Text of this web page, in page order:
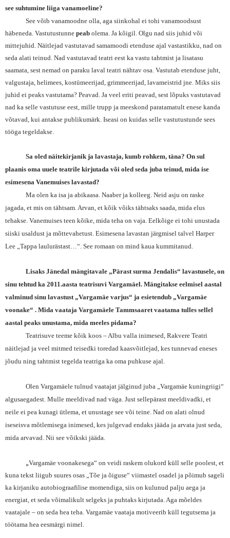
see suhtumine liiga vanamoeline?
See võib vanamoodne olla, aga siinkohal ei tohi vanamoodsust
häbeneda. Vastutustunne peab olema. Ja kõigil. Olgu nad siis juhid või
mittejuhid. Näitlejad vastutavad samamoodi etenduse ajal vastastikku, nad on
seda alati teinud. Nad vastutavad teatri eest ka vastu tahtmist ja lisatasu
saamata, sest nemad on paraku laval teatri nähtav osa. Vastutab etenduse juht,
valgustaja, helimees, kostümeerijad, grimmeerijad, lavameistrid jne. Miks siis
juhid ei peaks vastutama? Peavad. Ja veel eriti peavad, sest lõpuks vastutavad
nad ka selle vastutuse eest, mille trupp ja meeskond paratamatult enese kanda
võtavad, kui antakse publikumärk. Iseasi on kuidas selle vastutustunde sees
tööga tegeldakse.
Sa oled näitekirjanik ja lavastaja, kumb rohkem, täna? On sul
plaanis oma uuele teatrile kirjutada või oled seda juba teinud, mida ise
esimesena Vanemuises lavastad?
Ma olen ka isa ja abikaasa. Naaber ja kolleeg. Neid asju on raske
jagada, et mis on tähtsam. Arvan, et kõik võiks tähtsaks saada, mida elus
tehakse. Vanemuises teen kõike, mida teha on vaja. Eelkõige ei tohi unustada
siiski usaldust ja mõttevahetust. Esimesena lavastan järgmisel talvel Harper
Lee „Tappa laulurästast…“. See romaan on mind kaua kummitanud.
Lisaks Jänedal mängitavale „Pärast surma Jendalis“ lavastusele, on
sinu tehtud ka 2011.aasta teatrisuvi Vargamäel. Mängitakse eelmisel aastal
valminud sinu lavastust „Vargamäe varjus“ ja esietendub „Vargamäe
voonake“ . Mida vaataja Vargamäele Tammsaaret vaatama tulles sellel
aastal peaks unustama, mida meeles pidama?
Teatrisuve teeme kõik koos – Albu valla inimesed, Rakvere Teatri
näitlejad ja veel mitmed teisedki toredad kaasvõitlejad, kes tunnevad eneses
jõudu ning tahtmist tegelda teatriga ka oma puhkuse ajal.
Olen Vargamäele tulnud vaatajat jälginud juba „Vargamäe kuningriigi“
algusaegadest. Mulle meeldivad nad väga. Just sellepärast meeldivadki, et
neile ei pea kunagi ütlema, et unustage see või teine. Nad on alati olnud
iseseisva mõtlemisega inimesed, kes julgevad endaks jääda ja arvata just seda,
mida arvavad. Nii see võikski jääda.
„Vargamäe voonakesega“ on veidi raskem olukord küll selle poolest, et
kuna tekst liigub suures osas „Tõe ja õiguse“ viimastel osadel ja põimub sageli
ka kirjaniku autobiograafilise momendiga, siis on kulunud palju aega ja
energiat, et seda võimalikult selgeks ja puhtaks kirjutada. Aga mõeldes
vaatajale – on seda hea teha. Vargamäe vaataja motiveerib küll tegutsema ja
töötama hea eesmärgi nimel.